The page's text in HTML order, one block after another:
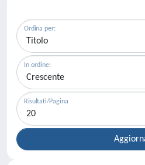
Ordina per:
In ordine:
Risultati/Pagina